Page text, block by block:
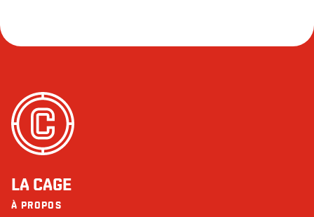
LA CAGE
À PROPOS